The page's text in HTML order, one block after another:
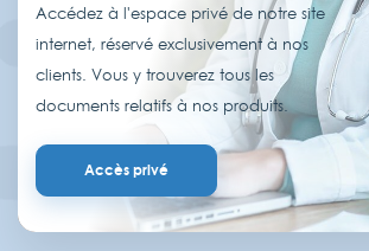
Accédez à l'espace privé de notre site
internet, réservé exclusivement à nos
clients. Vous y trouverez tous les
documents relatifs à nos produits.
Accès privé